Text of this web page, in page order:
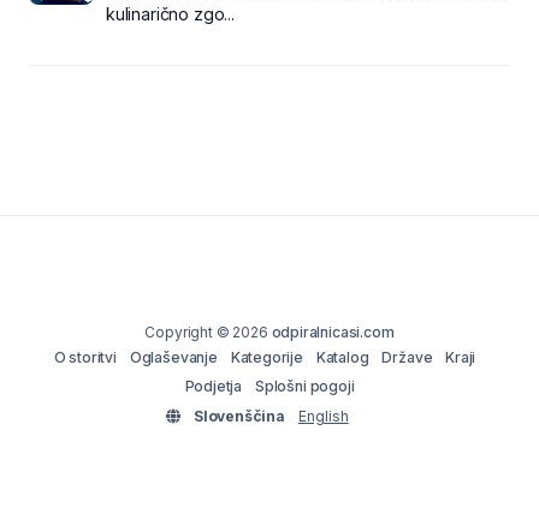
kulinarično zgo...
Copyright © 2026 odpiralnicasi.com
O storitvi
Oglaševanje Kategorije Katalog Države
Kraji
Podjetja
Splošni pogoji
Slovenščina
English